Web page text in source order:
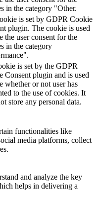
in the category "Other.
is set by GDPR Cookie
plugin. The cookie is used
the user consent for the
in the category
is set by the GDPR
Consent plugin and is used
whether or not user has
to the use of cookies. It
store any personal data.
functionalities like
media platforms, collect
and analyze the key
helps in delivering a